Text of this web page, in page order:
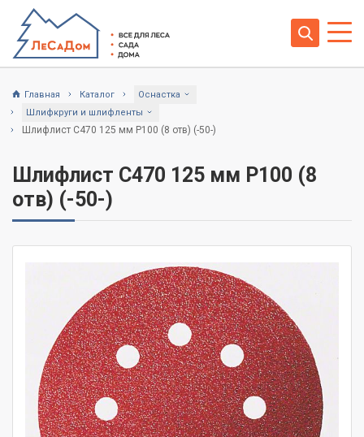
Главная Каталог
Оснастка
Шлифкруги и шлифленты
Шлифлист C470 125 мм P100 (8 отв) (-50-)
Шлифлист C470 125 мм P100 (8
отв) (-50-)